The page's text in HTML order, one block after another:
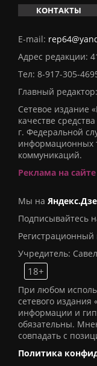
КОНТАКТЫ
E-mail:
Адрес редакции:
Тел: 8-917-305-
Главный
Сетевое издание
качестве
г. Федеральной
информационных
коммуникаций.
Реклама на сайте
Мы на
Подписывайтесь
Учредитель:
18+
При любом
сетевого издания
информации и
обязательны.
совпадать с
Политика